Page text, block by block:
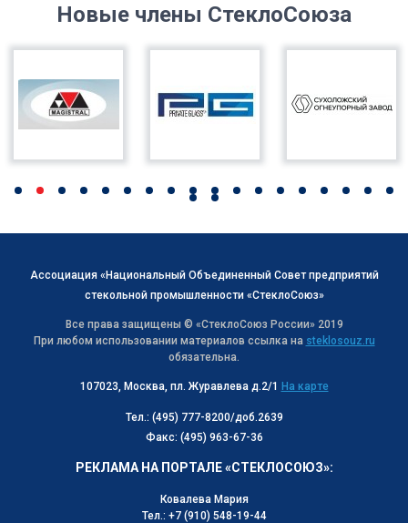
Новые члены СтеклоСоюза
Ассоциация «Национальный Объединенный Совет предприятий
стекольной промышленности «СтеклоСоюз»
Все права защищены © «СтеклоСоюз Роcсии» 2019
При любом использовании материалов ссылка на steklosouz.ru
обязательна.
107023, Москва, пл. Журавлева д.2/1 На карте
Тел.: (495) 777-8200/доб.2639
Факс: (495) 963-67-36
РЕКЛАМА НА ПОРТАЛЕ «СТЕКЛОСОЮЗ»:
Ковалева Мария
Тел.: +7 (910) 548-19-44